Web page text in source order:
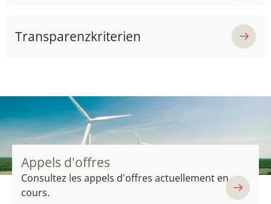
Transparenzkriterien
Appels d'offres
Consultez les appels d'offres actuellement en
cours.